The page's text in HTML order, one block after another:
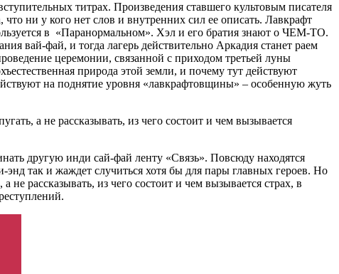
титрах. Произведения ставшего культовым писателя
ни у кого нет слов и внутренних сил ее описать. Лавкрафт
в «Паранормальном». Хэл и его братия знают о ЧЕМ-ТО.
вай-фай, и тогда лагерь действительно Аркадия станет раем
церемонии, связанной с приходом третьей луны
природа этой земли, и почему тут действуют
на поднятие уровня «лавкрафтовщины» – особенную жуть
а не рассказывать, из чего состоит и чем вызывается
другую инди сай-фай ленту «Связь». Повсюду находятся
так и жаждет случиться хотя бы для пары главных героев. Но
рассказывать, из чего состоит и чем вызывается страх, в